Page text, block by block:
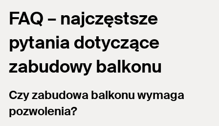
FAQ – najczęstsze
pytania dotyczące
zabudowy balkonu
Czy zabudowa balkonu wymaga
pozwolenia?